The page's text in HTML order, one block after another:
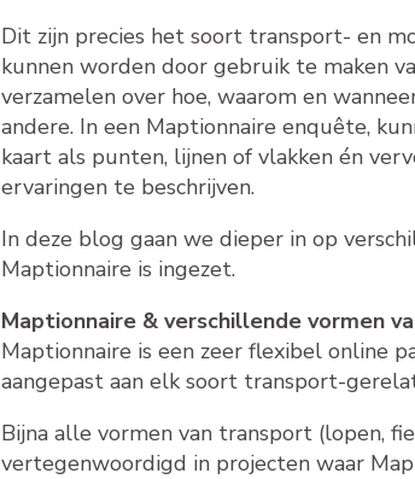
Dit zijn precies het soort transport- en
kunnen worden door gebruik te maken
verzamelen over hoe, waarom en
andere. In een Maptionnaire enquête,
kaart als punten, lijnen of vlakken én
ervaringen te beschrijven.
In deze blog gaan we dieper in op
Maptionnaire is ingezet.
Maptionnaire & verschillende vormen
Maptionnaire is een zeer flexibel online
aangepast aan elk soort transport-
Bijna alle vormen van transport (lopen,
vertegenwoordigd in projecten waar